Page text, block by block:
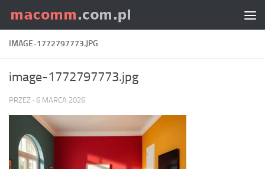
Skip to content
IMAGE-1772797773.JPG
image-1772797773.jpg
PRZEZ · 6 MARCA 2026